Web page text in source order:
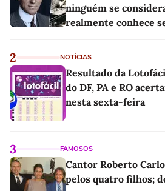
ninguém se
realmente conhece
2 NOTÍCIAS
Resultado da
do DF, PA e RO
nesta sexta-feira
3 FAMOSOS
Cantor Roberto
pelos quatro filhos;